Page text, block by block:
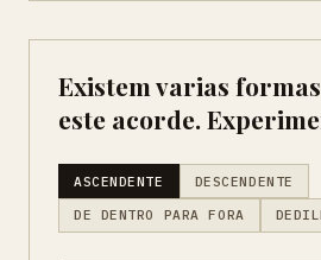
Existem varias
este acorde.
ASCENDENTE DESCENDENTE
DE DENTRO PARA FORA